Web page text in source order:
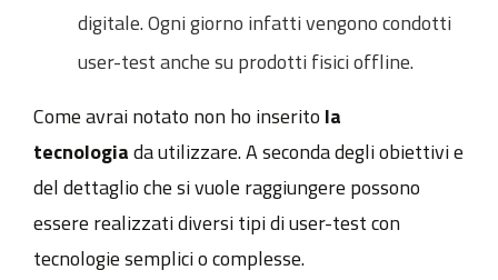
digitale. Ogni giorno infatti vengono condotti
user-test anche su prodotti fisici offline.
Come avrai notato non ho inserito la
tecnologiada utilizzare. A seconda degli obiettivi e
del dettaglio che si vuole raggiungere possono
essere realizzati diversi tipi di user-test con
tecnologie semplici o complesse.